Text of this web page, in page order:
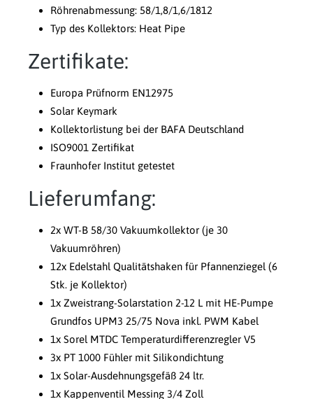
Röhrenabmessung: 58/1,8/1,6/1812
Typ des Kollektors: Heat Pipe
Zertifikate:
Europa Prüfnorm EN12975
Solar Keymark
Kollektorlistung bei der BAFA Deutschland
ISO9001 Zertifikat
Fraunhofer Institut getestet
Lieferumfang:
2x WT-B 58/30 Vakuumkollektor (je 30
Vakuumröhren)
12x Edelstahl Qualitätshaken für Pfannenziegel (6
Stk. je Kollektor)
1x Zweistrang-Solarstation 2-12 L mit HE-Pumpe
Grundfos UPM3 25/75 Nova inkl. PWM Kabel
1x Sorel MTDC Temperaturdifferenzregler V5
3x PT 1000 Fühler mit Silikondichtung
1x Solar-Ausdehnungsgefäß 24 ltr.
1x Kappenventil Messing 3/4 Zoll